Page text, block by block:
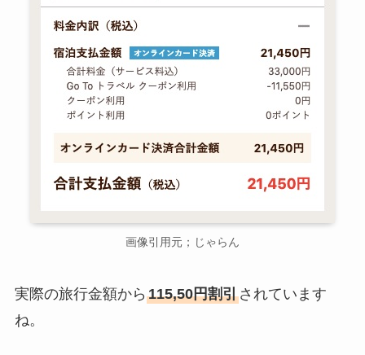
画像引用元；じゃらん
実際の旅行金額から 115,50円割引されています
ね。